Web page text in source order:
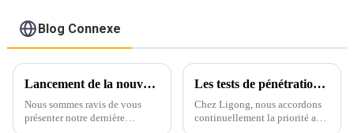
Blog Connexe
Lancement de la nouvelle poutre de nivellement pour excavatrice LG !
Nous sommes ravis de vous
présenter notre dernière
Les tests de pénétration Ligong garantissent notre engagement envers la qualité
Chez Ligong, nous accordons
continuellement la priorité au